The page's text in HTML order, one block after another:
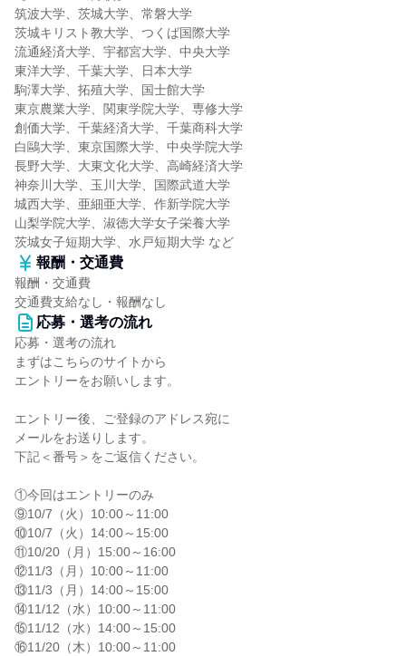
筑波大学、茨城大学、常磐大学
茨城キリスト教大学、つくば国際大学
流通経済大学、宇都宮大学、中央大学
東洋大学、千葉大学、日本大学
駒澤大学、拓殖大学、国士館大学
東京農業大学、関東学院大学、専修大学
創価大学、千葉経済大学、千葉商科大学
白鷗大学、東京国際大学、中央学院大学
長野大学、大東文化大学、高崎経済大学
神奈川大学、玉川大学、国際武道大学
城西大学、亜細亜大学、作新学院大学
山梨学院大学、淑徳大学女子栄養大学
茨城女子短期大学、水戸短期大学 など
報酬・交通費
報酬・交通費
交通費支給なし・報酬なし
応募・選考の流れ
応募・選考の流れ
まずはこちらのサイトから
エントリーをお願いします。
エントリー後、ご登録のアドレス宛に
メールをお送りします。
下記＜番号＞をご返信ください。
①今回はエントリーのみ
⑨10/7（火）10:00～11:00
⑩10/7（火）14:00～15:00
⑪10/20（月）15:00～16:00
⑫11/3（月）10:00～11:00
⑬11/3（月）14:00～15:00
⑭11/12（水）10:00～11:00
⑮11/12（水）14:00～15:00
⑯11/20（木）10:00～11:00